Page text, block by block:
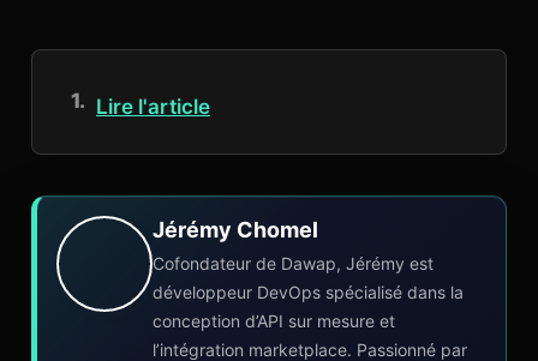
Lire l'article
Jérémy Chomel
Cofondateur de Dawap, Jérémy est
développeur DevOps spécialisé dans la
conception d’API sur mesure et
l’intégration marketplace. Passionné par